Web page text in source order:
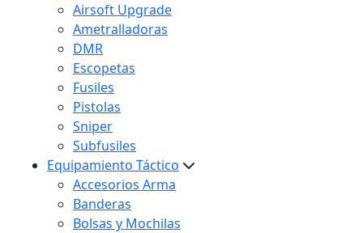
Airsoft Upgrade
Ametralladoras
DMR
Escopetas
Fusiles
Pistolas
Sniper
Subfusiles
Equipamiento Táctico
Accesorios Arma
Banderas
Bolsas y Mochilas